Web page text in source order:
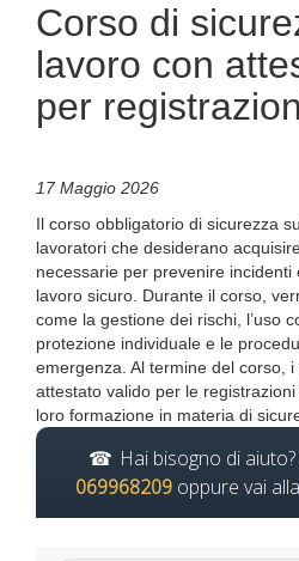
Corso di
lavoro con
per
17 Maggio 2026
Il corso obbligatorio di sicurezza
lavoratori che desiderano
necessarie per prevenire
lavoro sicuro. Durante il corso,
come la gestione dei rischi, l’uso
protezione individuale e le
emergenza. Al termine del corso,
attestato valido per le
loro formazione in materia di
Hai bisogno di
069968209 oppure vai